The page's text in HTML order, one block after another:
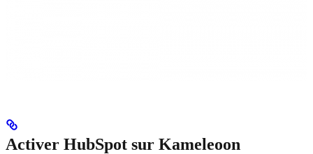
Activer HubSpot sur Kameleoon